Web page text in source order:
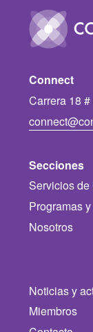
Image
Connect
Carrera 18 #
Secciones
Servicios
Programas
Nosotros
Noticias y
Miembros